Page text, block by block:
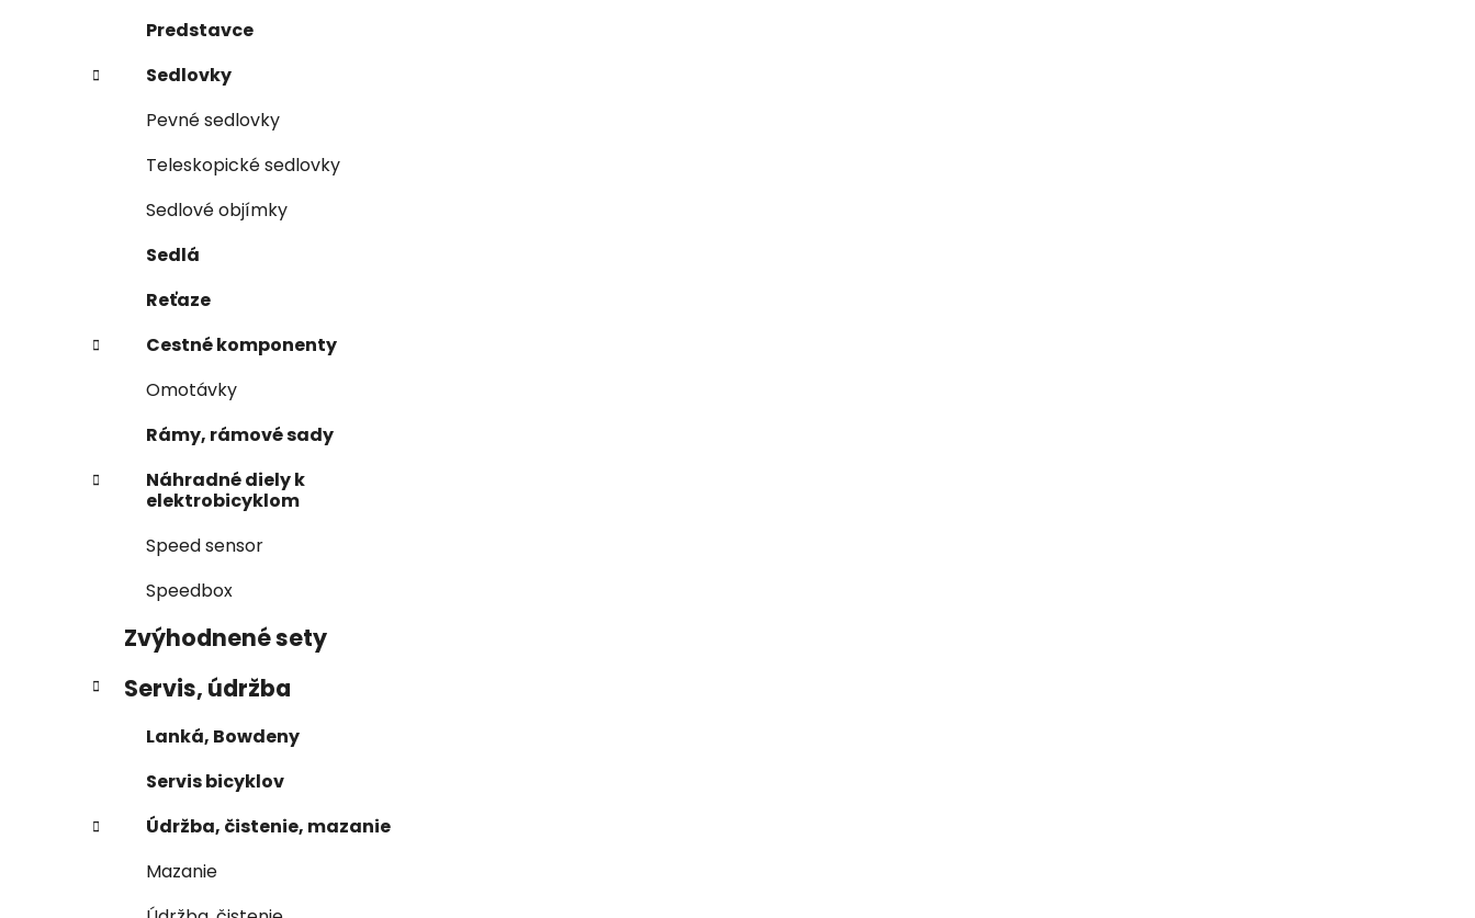
Predstavce
Sedlovky
Pevné sedlovky
Teleskopické sedlovky
Sedlové objímky
Sedlá
Reťaze
Cestné komponenty
Omotávky
Rámy, rámové sady
Náhradné diely k
elektrobicyklom
Speed sensor
Speedbox
Zvýhodnené sety
Servis, údržba
Lanká, Bowdeny
Servis bicyklov
Údržba, čistenie, mazanie
Mazanie